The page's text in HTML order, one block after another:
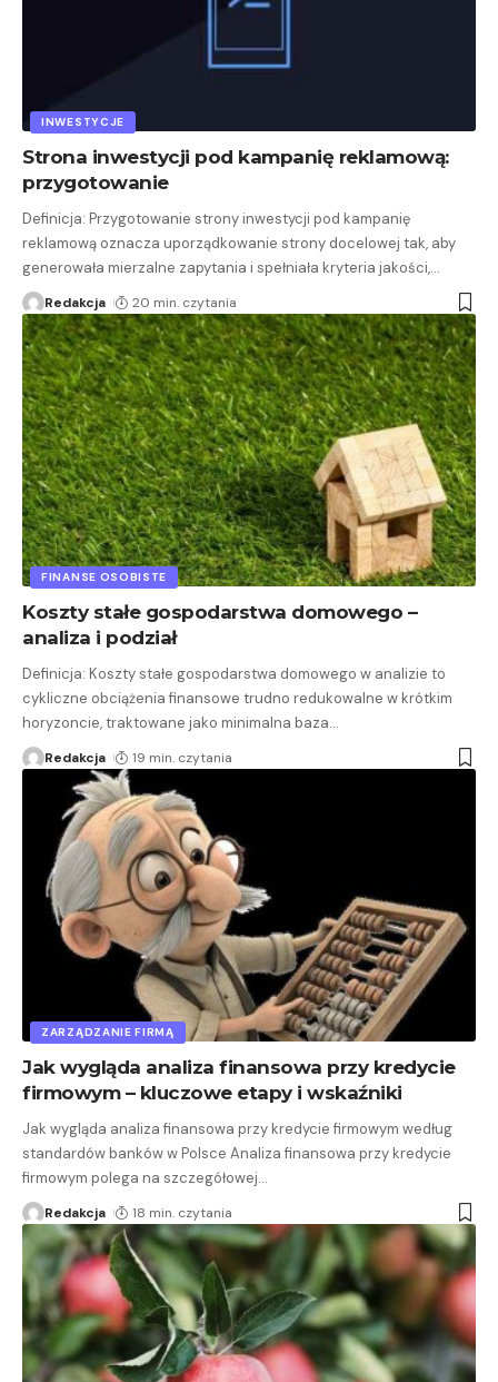
INWESTYCJE
Strona inwestycji pod kampanię reklamową:
przygotowanie
Definicja: Przygotowanie strony inwestycji pod kampanię
reklamową oznacza uporządkowanie strony docelowej tak, aby
generowała mierzalne zapytania i spełniała kryteria jakości,…
Redakcja 20 min. czytania
FINANSE OSOBISTE
Koszty stałe gospodarstwa domowego –
analiza i podział
Definicja: Koszty stałe gospodarstwa domowego w analizie to
cykliczne obciążenia finansowe trudno redukowalne w krótkim
horyzoncie, traktowane jako minimalna baza…
Redakcja 19 min. czytania
ZARZĄDZANIE FIRMĄ
Jak wygląda analiza finansowa przy kredycie
firmowym – kluczowe etapy i wskaźniki
Jak wygląda analiza finansowa przy kredycie firmowym według
standardów banków w Polsce Analiza finansowa przy kredycie
firmowym polega na szczegółowej…
Redakcja 18 min. czytania